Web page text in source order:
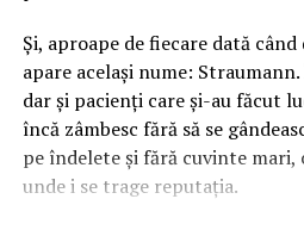
Și, aproape de fiecare dată
apare același nume:
dar și pacienți care și-au făcut
încă zâmbesc fără să se
pe îndelete și fără cuvinte mari,
unde i se trage reputația.